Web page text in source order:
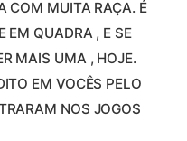
COM MUITA RAÇA. É
EM QUADRA , E SE
MAIS UMA , HOJE.
EM VOCÊS PELO
NOS JOGOS